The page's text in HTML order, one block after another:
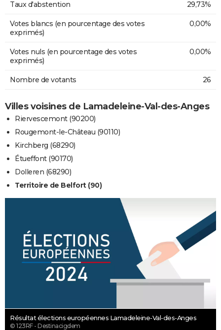
Taux d'abstention 29,73%
Votes blancs (en pourcentage des votes
exprimés)
0,00%
Votes nuls (en pourcentage des votes
exprimés)
0,00%
Nombre de votants 26
Villes voisines de Lamadeleine-Val-des-Anges
Riervescemont (90200)
Rougemont-le-Château (90110)
Kirchberg (68290)
Étueffont (90170)
Dolleren (68290)
Territoire de Belfort (90)
Résultat élections européennes Lamadeleine-Val-des-Anges
© 123RF - Destinacigdem